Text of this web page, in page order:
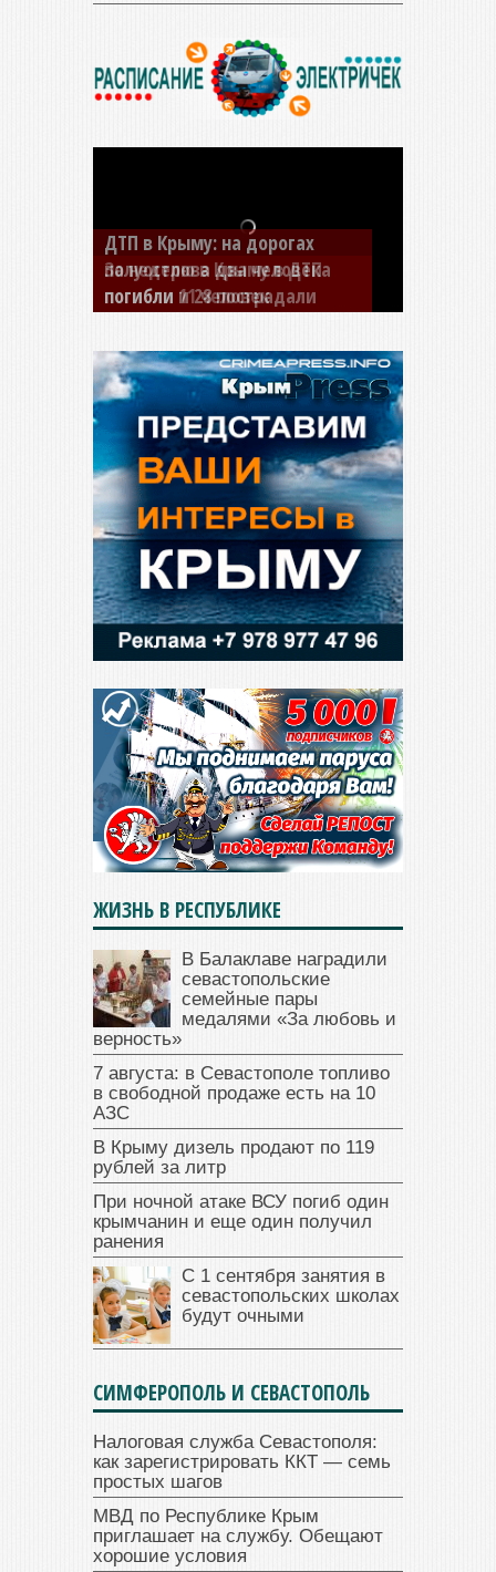
За неделю в Крыму в ДТП
погибли 11 человек
ЖИЗНЬ В РЕСПУБЛИКЕ
В Балаклаве наградили
севастопольские
семейные пары
медалями «За любовь и
верность»
7 августа: в Севастополе топливо
в свободной продаже есть на 10
АЗС
В Крыму дизель продают по 119
рублей за литр
При ночной атаке ВСУ погиб один
крымчанин и еще один получил
ранения
С 1 сентября занятия в
севастопольских школах
будут очными
СИМФЕРОПОЛЬ И СЕВАСТОПОЛЬ
Налоговая служба Севастополя:
как зарегистрировать ККТ — семь
простых шагов
МВД по Республике Крым
приглашает на службу. Обещают
хорошие условия